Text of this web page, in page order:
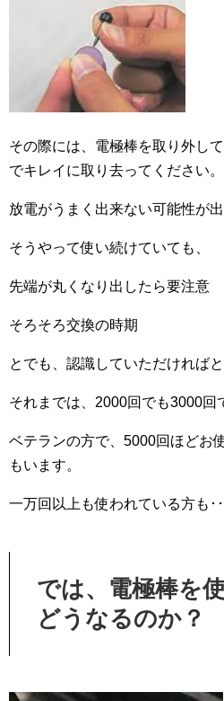
その際には、電極棒を取り外し
でキレイに取り去ってください。
放電がうまく出来ない可能性が出
そうやって使い続けていても、
先端が丸くなり出したら要注意
そろそろ交換の時期
とでも、認識していただければと
それまでは、2000回でも3000回
ベテランの方で、5000回ほどお
もいます。
一万回以上も使われている方も･･
では、電極棒を
どうなるのか？